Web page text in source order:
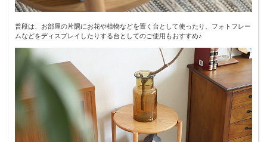
普段は、お部屋の片隅にお花や植物などを置く台として使ったり、フォトフレー
ムなどをディスプレイしたりする台としてのご使用もおすすめ♪